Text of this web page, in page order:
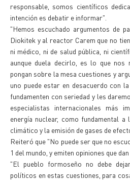
responsable, somos científicos
intención es debatir e informar".
"Hemos escuchado argumentos de
Diokitek y al reactor Carem que no
ni médico, ni de salud pública, ni
aunque duela decirlo, es lo que nos
pongan sobre la mesa cuestiones y
uno puede estar en desacuerdo con
fundamenten con seriedad y les
especialistas internacionales más
energía nuclear, como fundamental
climático y la emisión de gases de
Reiteró que "No puede ser que no
1 del mundo, y emiten opiniones que dan
"El pueblo formoseño no debe
políticos en estas cuestiones, para